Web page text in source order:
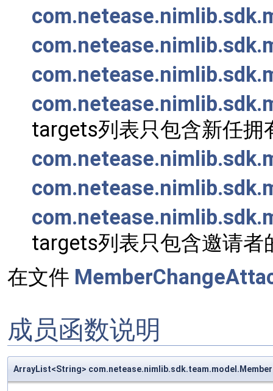
targets列表只包含新任拥
targets列表只包含邀请者
在文件
成员函数说明
ArrayList<String>